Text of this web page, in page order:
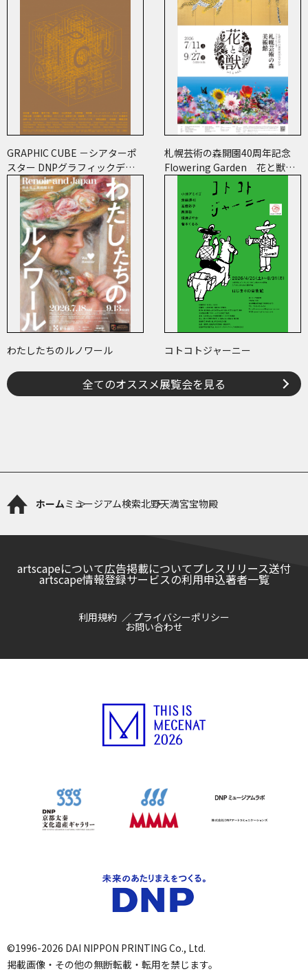
GRAPHIC CUBE －シアターポ
スター DNPグラフィックデザ
イン・アーカイブより
札幌芸術の森開園40周年記念
Flowering Garden 花と獣
いろとかたち
わたしたちのルノワール コトコトジャーニー
全てのオススメ展覧会を見る
ホームミュージアム検索北野天満宮宝物殿
artscapeについて広告掲載についてプレスリリース送付
artscape情報登録サービスの利用申込著者一覧
利用規約 プライバシーポリシー
お問い合わせ
©1996-2026 DAI NIPPON PRINTING Co., Ltd.
掲載画像・その他の無断転載・転用を禁じます。